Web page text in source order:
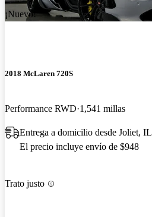
¡Nuevo!
2018 McLaren 720S
Performance RWD 1,541 millas
Entrega a domicilio desde Joliet, IL
El precio incluye envío de $948
Trato justo